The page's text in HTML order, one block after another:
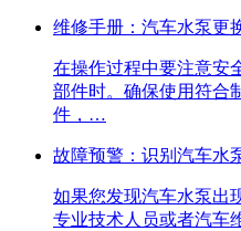
维修手册：汽车水泵更
在操作过程中要注意安
部件时。确保使用符合
件，…
故障预警：识别汽车水
如果您发现汽车水泵出
专业技术人员或者汽车